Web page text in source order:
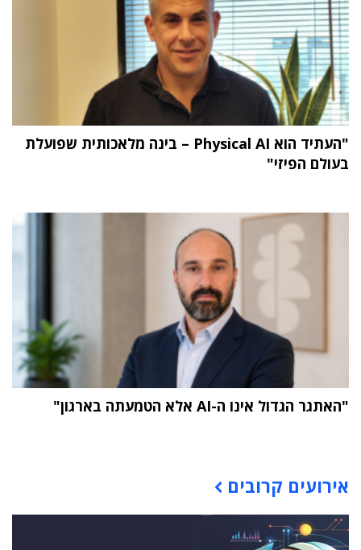
"העתיד הוא Physical AI – בינה מלאכותית שפועלת
בעולם הפיזי"
"האתגר הגדול אינו ה-AI אלא הטמעתה בארגון"
אירועים קרובים